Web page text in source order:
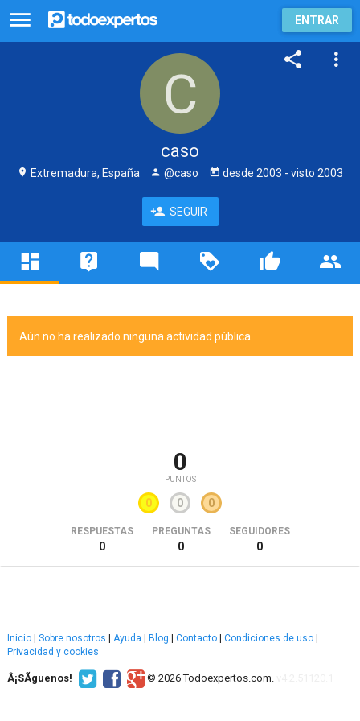
ENTRAR
caso
Extremadura, España @caso desde 2003 - visto 2003
SEGUIR
Aún no ha realizado ninguna actividad pública.
0
PUNTOS
0 0 0
RESPUESTAS
0
PREGUNTAS
0
SEGUIDORES
0
Inicio Sobre nosotros Ayuda Blog Contacto Condiciones de uso
Privacidad y cookies
Â¡SÃ­guenos! © 2026 Todoexpertos.com.